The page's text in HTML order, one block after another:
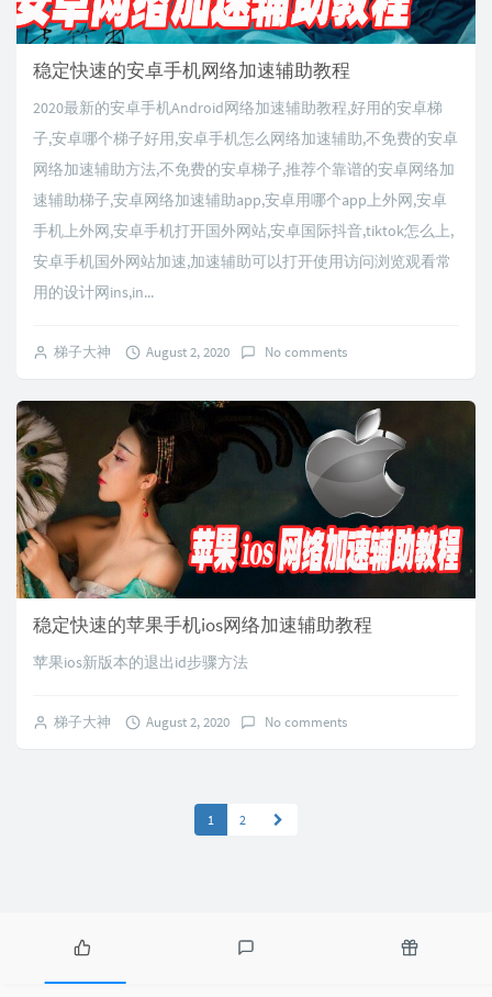
稳定快速的安卓手机网络加速辅助教程
2020最新的安卓手机Android网络加速辅助教程,好用的安卓梯
子,安卓哪个梯子好用,安卓手机怎么网络加速辅助,不免费的安卓
网络加速辅助方法,不免费的安卓梯子,推荐个靠谱的安卓网络加
速辅助梯子,安卓网络加速辅助app,安卓用哪个app上外网,安卓
手机上外网,安卓手机打开国外网站,安卓国际抖音,tiktok怎么上,
安卓手机国外网站加速,加速辅助可以打开使用访问浏览观看常
用的设计网ins,in...
梯子大神 August 2, 2020 No comments
稳定快速的苹果手机ios网络加速辅助教程
苹果ios新版本的退出id步骤方法
梯子大神 August 2, 2020 No comments
1 2
P